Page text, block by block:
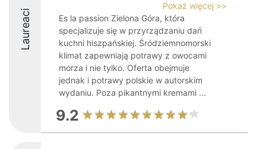
Laureaci
Pokaż więcej >>
Es la passion Zielona Góra, która
specjalizuje się w przyrządzaniu dań
kuchni hiszpańskiej. Śródziemnomorski
klimat zapewniają potrawy z owocami
morza i nie tylko. Oferta obejmuje
jednak i potrawy polskie w autorskim
wydaniu. Poza pikantnymi kremami ...
9.2